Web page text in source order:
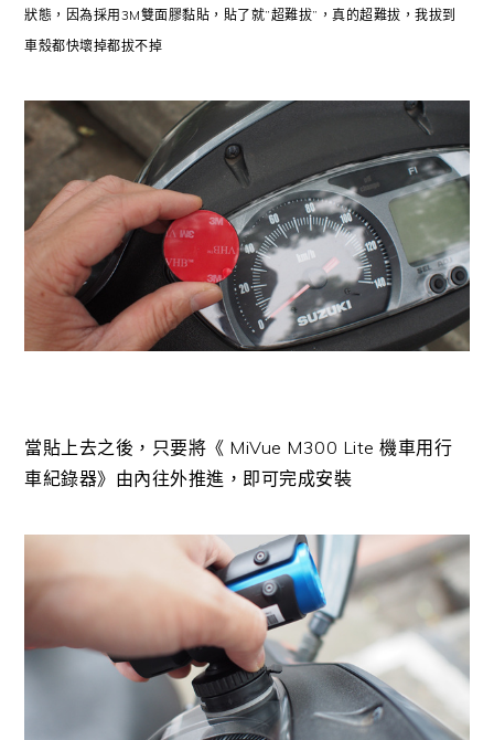
狀態，因為採用3M雙面膠黏貼，貼了就”超難拔”，真的超難拔，我拔到
車殼都快壞掉都拔不掉
當貼上去之後，只要將《 MiVue M300 Lite 機車用行
車紀錄器》由內往外推進，即可完成安裝